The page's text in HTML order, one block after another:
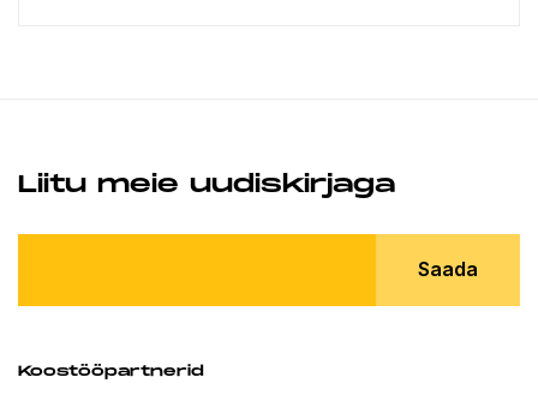
Liitu meie uudiskirjaga
Saada
Koostööpartnerid